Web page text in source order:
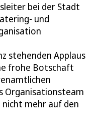
bei der Stadt
und
stehenden Applaus
frohe Botschaft
Organisationsteam
mehr auf den